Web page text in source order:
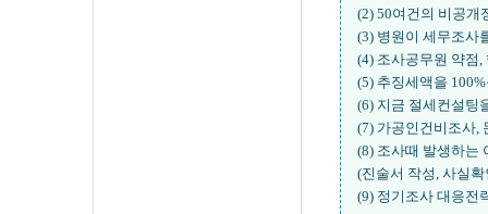
(2) 50여건의 비공개
(3) 병원이 세무조사
(4) 조사공무원 약점
(5) 추징세액을
(6) 지금 절세컨설팅
(7) 가공인건비조사,
(8) 조사때 발생하는
(진술서 작성, 사실
(9) 정기조사 대응전